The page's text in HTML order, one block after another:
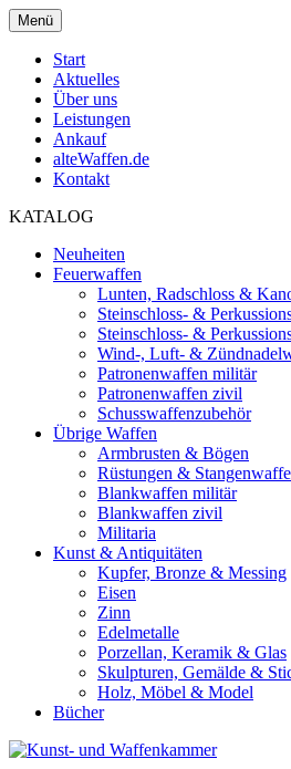
Menü
Start
Aktuelles
Über uns
Leistungen
Ankauf
alteWaffen.de
Kontakt
KATALOG
Neuheiten
Feuerwaffen
Lunten, Radschloss &
Steinschloss- &
Steinschloss- &
Wind-, Luft- &
Patronenwaffen militär
Patronenwaffen zivil
Schusswaffenzubehör
Übrige Waffen
Armbrusten & Bögen
Rüstungen &
Blankwaffen militär
Blankwaffen zivil
Militaria
Kunst & Antiquitäten
Kupfer, Bronze & Messing
Eisen
Zinn
Edelmetalle
Porzellan, Keramik & Glas
Skulpturen, Gemälde &
Holz, Möbel & Model
Bücher